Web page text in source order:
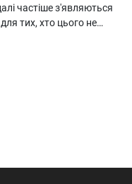
частіше з'являються
тих, хто цього не…